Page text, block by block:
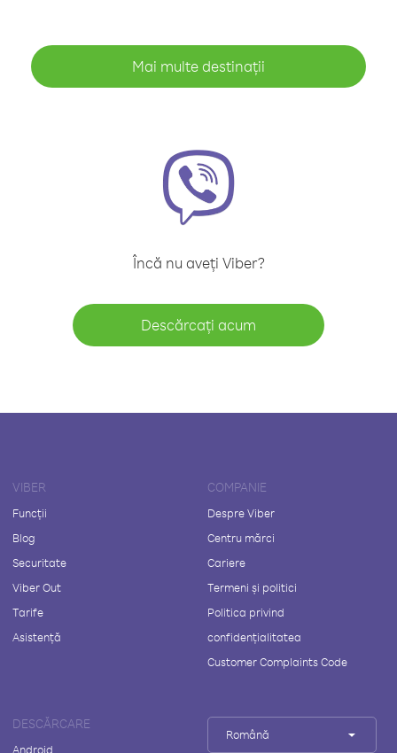
Mai multe destinații
Încă nu aveți Viber?
Descărcați acum
VIBER
Funcții
Blog
Securitate
Viber Out
Tarife
Asistență
COMPANIE
Despre Viber
Centru mărci
Cariere
Termeni și politici
Politica privind
confidențialitatea
Customer Complaints Code
DESCĂRCARE
Android
Română